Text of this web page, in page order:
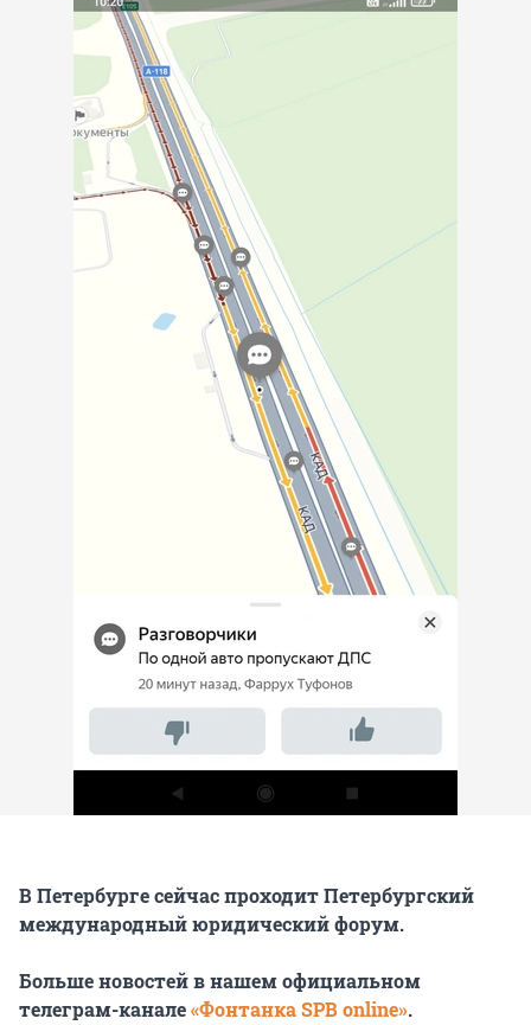
В Петербурге сейчас проходит Петербургский
международный юридический форум.
Больше новостей в нашем официальном
телеграм-канале«Фонтанка SPB online».